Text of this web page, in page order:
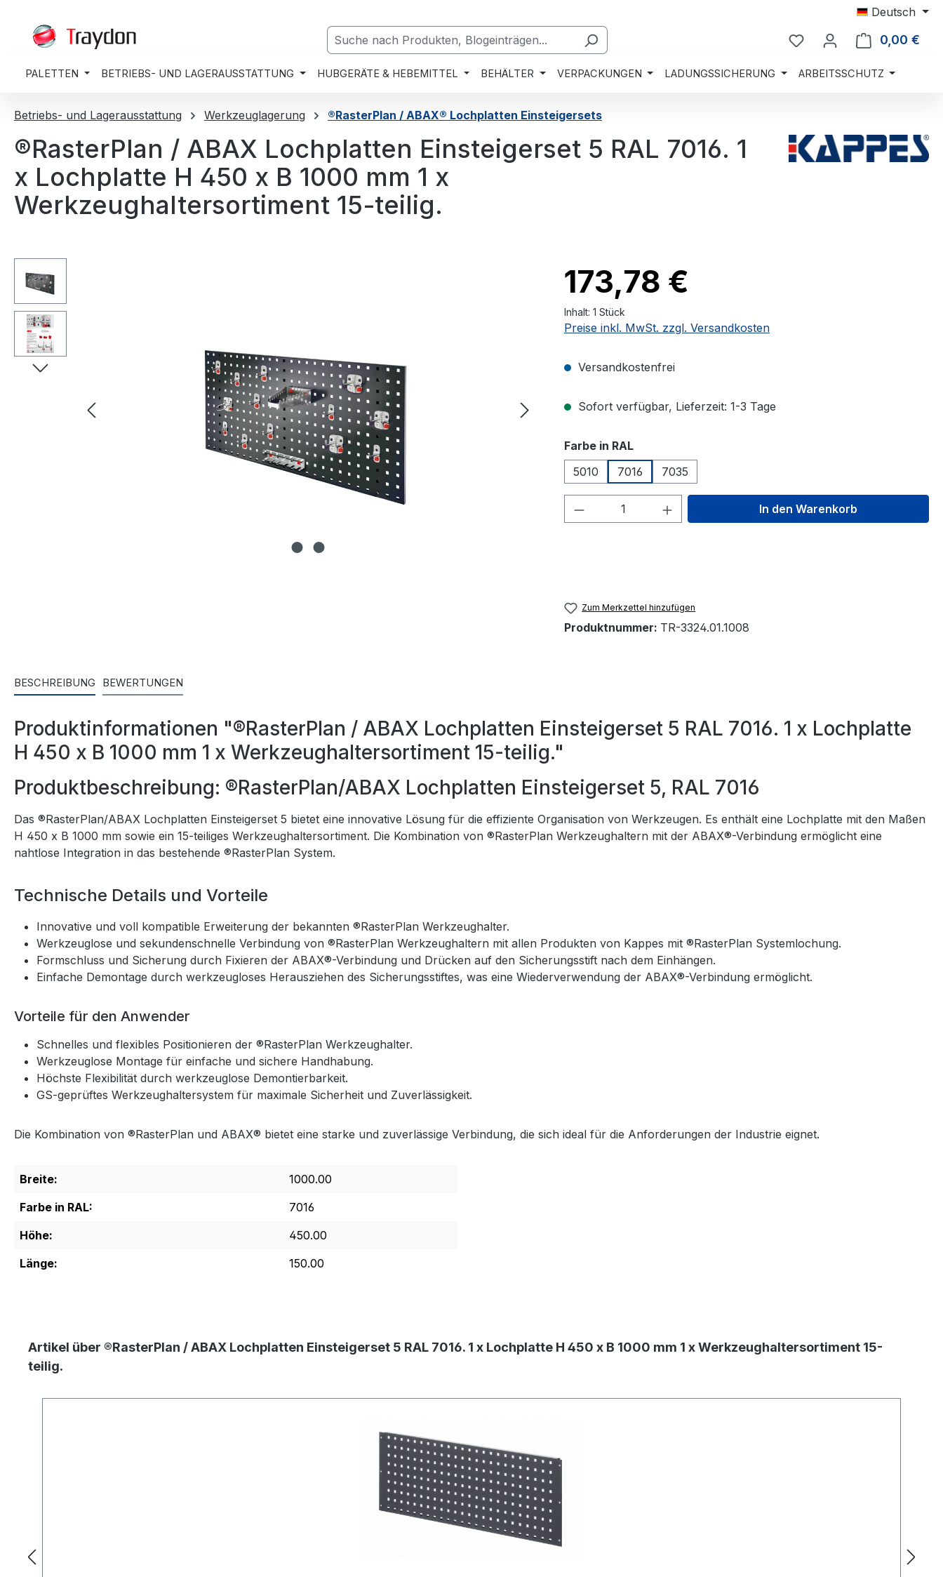
Deutsch
0,00 €
PALETTEN BETRIEBS- UND LAGERAUSSTATTUNG HUBGERÄTE & HEBEMITTEL BEHÄLTER VERPACKUNGEN LADUNGSSICHERUNG ARBEITSSCHUTZ
Betriebs- und Lagerausstattung Werkzeuglagerung ®RasterPlan / ABAX® Lochplatten Einsteigersets
®RasterPlan / ABAX Lochplatten Einsteigerset 5 RAL 7016. 1
x Lochplatte H 450 x B 1000 mm 1 x
Werkzeughaltersortiment 15-teilig.
173,78 €
Inhalt: 1 Stück
Preise inkl. MwSt. zzgl. Versandkosten
Versandkostenfrei
Sofort verfügbar, Lieferzeit: 1-3 Tage
Farbe in RALauswählen
5010
7016 7035
Produkt Anzahl: Gib den gewünschten Wert
In den Warenkorb
Zum Merkzettel hinzufügen
Produktnummer: TR-3324.01.1008
BESCHREIBUNG BEWERTUNGEN
Produktinformationen "®RasterPlan / ABAX Lochplatten Einsteigerset 5 RAL 7016. 1 x Lochplatte
H 450 x B 1000 mm 1 x Werkzeughaltersortiment 15-teilig."
Produktbeschreibung: ®RasterPlan/ABAX Lochplatten Einsteigerset 5, RAL 7016
Das ®RasterPlan/ABAX Lochplatten Einsteigerset 5 bietet eine innovative Lösung für die effiziente Organisation von Werkzeugen. Es enthält eine Lochplatte mit den Maßen
H 450 x B 1000 mm sowie ein 15-teiliges Werkzeughaltersortiment. Die Kombination von ®RasterPlan Werkzeughaltern mit der ABAX®-Verbindung ermöglicht eine
nahtlose Integration in das bestehende ®RasterPlan System.
Technische Details und Vorteile
Innovative und voll kompatible Erweiterung der bekannten ®RasterPlan Werkzeughalter.
Werkzeuglose und sekundenschnelle Verbindung von ®RasterPlan Werkzeughaltern mit allen Produkten von Kappes mit ®RasterPlan Systemlochung.
Formschluss und Sicherung durch Fixieren der ABAX®-Verbindung und Drücken auf den Sicherungsstift nach dem Einhängen.
Einfache Demontage durch werkzeugloses Herausziehen des Sicherungsstiftes, was eine Wiederverwendung der ABAX®-Verbindung ermöglicht.
Vorteile für den Anwender
Schnelles und flexibles Positionieren der ®RasterPlan Werkzeughalter.
Werkzeuglose Montage für einfache und sichere Handhabung.
Höchste Flexibilität durch werkzeuglose Demontierbarkeit.
GS-geprüftes Werkzeughaltersystem für maximale Sicherheit und Zuverlässigkeit.
Die Kombination von ®RasterPlan und ABAX® bietet eine starke und zuverlässige Verbindung, die sich ideal für die Anforderungen der Industrie eignet.
Breite:
1000.00
Farbe in RAL:
7016
Höhe:
450.00
Länge:
150.00
Artikel über ®RasterPlan / ABAX Lochplatten Einsteigerset 5 RAL 7016. 1 x Lochplatte H 450 x B 1000 mm 1 x Werkzeughaltersortiment 15-
teilig.